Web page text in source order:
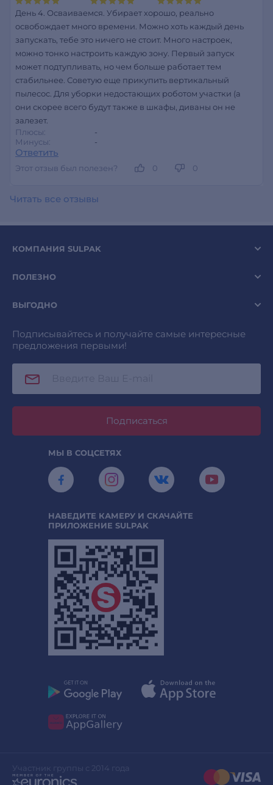
День 4. Осваиваемся. Убирает хорошо, реально
освобождает много времени. Можно хоть каждый день
запускать, тебе это ничего не стоит. Много настроек,
можно тонко настроить каждую зону. Первый запуск
может подтупливать, но чем больше работает тем
стабильнее. Советую еще прикупить вертикальный
пылесос. Для уборки недостающих роботом участки (а
они скорее всего будут также в шкафы, диваны он не
залезет.
Плюсы:
-
Минусы:
-
Ответить
Этот отзыв был полезен? 0 0
Читать все отзывы
КОМПАНИЯ SULPAK
ПОЛЕЗНО
ВЫГОДНО
Подписывайтесь и получайте самые интересные
предложения первыми!
Подписаться
МЫ В СОЦСЕТЯХ
НАВЕДИТЕ КАМЕРУ И СКАЧАЙТЕ
ПРИЛОЖЕНИЕ SULPAK
Участник группы с 2014 года